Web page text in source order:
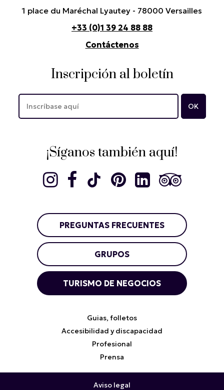
1 place du Maréchal Lyautey - 78000 Versailles
+33 (0)1 39 24 88 88
Contáctenos
Inscripción al boletín
¡Síganos también aquí!
PREGUNTAS FRECUENTES
GRUPOS
TURISMO DE NEGOCIOS
Guias, folletos
Accesibilidad y discapacidad
Profesional
Prensa
Aviso legal